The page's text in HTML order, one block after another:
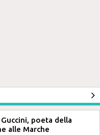
poeta della
alle Marche